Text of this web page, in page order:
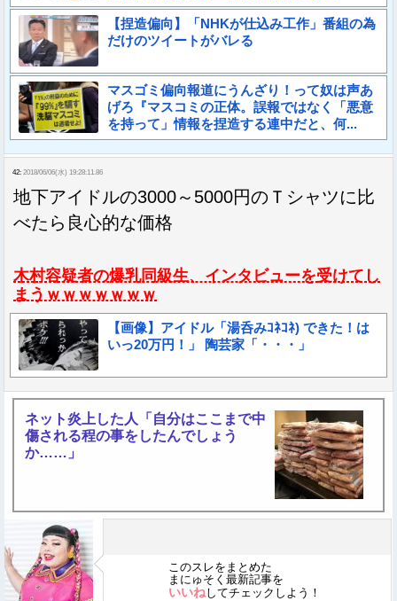
【捏造偏向】「NHKが仕込み工作」番組の為
だけのツイートがバレる
マスゴミ偏向報道にうんざり！って奴は声あ
げろ『マスコミの正体。誤報ではなく「悪意
を持って」情報を捏造する連中だと、何...
42: 2018/06/06(水) 19:28:11.86
地下アイドルの3000～5000円のＴシャツに比
べたら良心的な価格
木村容疑者の爆乳同級生、インタビューを受けてし
まうｗｗｗｗｗｗｗ
【画像】アイドル「湯呑みｺﾈｺﾈ) できた！は
いっ20万円！」 陶芸家「・・・」
ネット炎上した人「自分はここまで中
傷される程の事をしたんでしょう
か……」
このスレをまとめた
まにゅそく最新記事を
いいねしてチェックしよう！